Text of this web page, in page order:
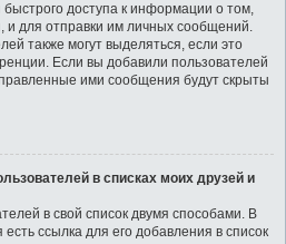
доступа к информации о том,
и для отправки им личных сообщений.
также могут выделяться, если это
Если вы добавили пользователей
ими сообщения будут скрыты
в списках моих друзей и
в свой список двумя способами. В
ссылка для его добавления в список